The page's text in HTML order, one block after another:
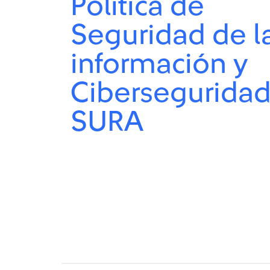
Política de
Seguridad de
información y
SURA